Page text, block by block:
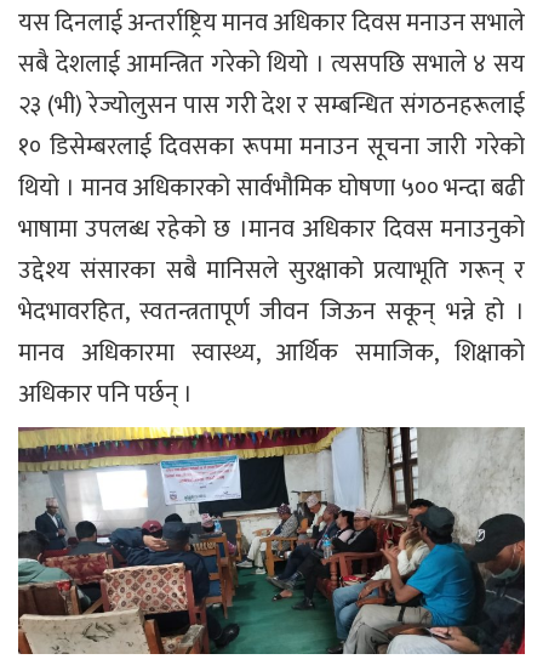
यस दिनलाई अन्तर्राष्ट्रिय मानव अधिकार दिवस मनाउन सभाले
सबै देशलाई आमन्त्रित गरेको थियो । त्यसपछि सभाले ४ सय
२३ (भी) रेज्योलुसन पास गरी देश र सम्बन्धित संगठनहरूलाई
१० डिसेम्बरलाई दिवसका रूपमा मनाउन सूचना जारी गरेको
थियो । मानव अधिकारको सार्वभौमिक घोषणा ५०० भन्दा बढी
भाषामा उपलब्ध रहेको छ ।मानव अधिकार दिवस मनाउनुको
उद्देश्य संसारका सबै मानिसले सुरक्षाको प्रत्याभूति गरून् र
भेदभावरहित, स्वतन्त्रतापूर्ण जीवन जिऊन सकून् भन्ने हो ।
मानव अधिकारमा स्वास्थ्य, आर्थिक समाजिक, शिक्षाको
अधिकार पनि पर्छन् ।